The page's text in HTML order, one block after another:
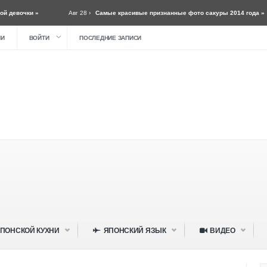
Авг 28 › Самые красивые признанные фото сакуры 2014 года » Авг 28
ВОЙТИ ПОСЛЕДНИЕ ЗАПИСИ
КУХНИ ЯПОНСКИЙ ЯЗЫК ВИДЕО